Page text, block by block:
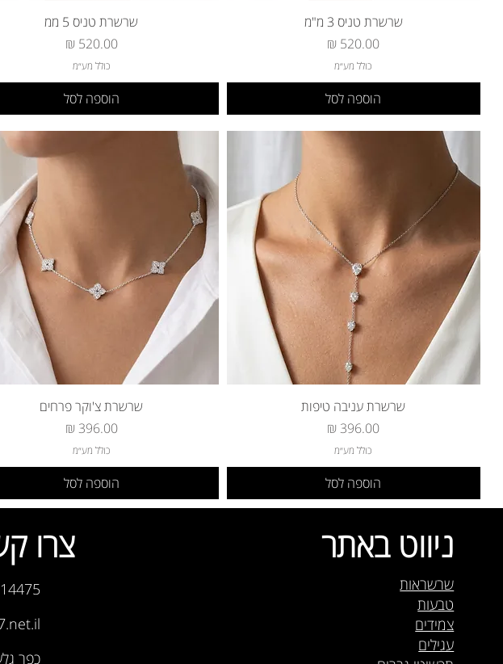
שרשרת טניס 3 מ"מ
מחיר
כולל מע״מ
הוספה לסל
שרשרת טניס 5 ממ
מחיר‏520.00 ‏₪
כולל מע״מ
הוספה לסל
שרשרת עניבה טיפות
מחיר
כולל מע״מ
הוספה לסל
שרשרת צ'וקר פרחים
מחיר‏396.00 ‏₪
כולל מע״מ
הוספה לסל
צרו
644-1115
כפר גלעדי 16
ניווט באתר
שרשראות
טבעות
צמידים
עגילים